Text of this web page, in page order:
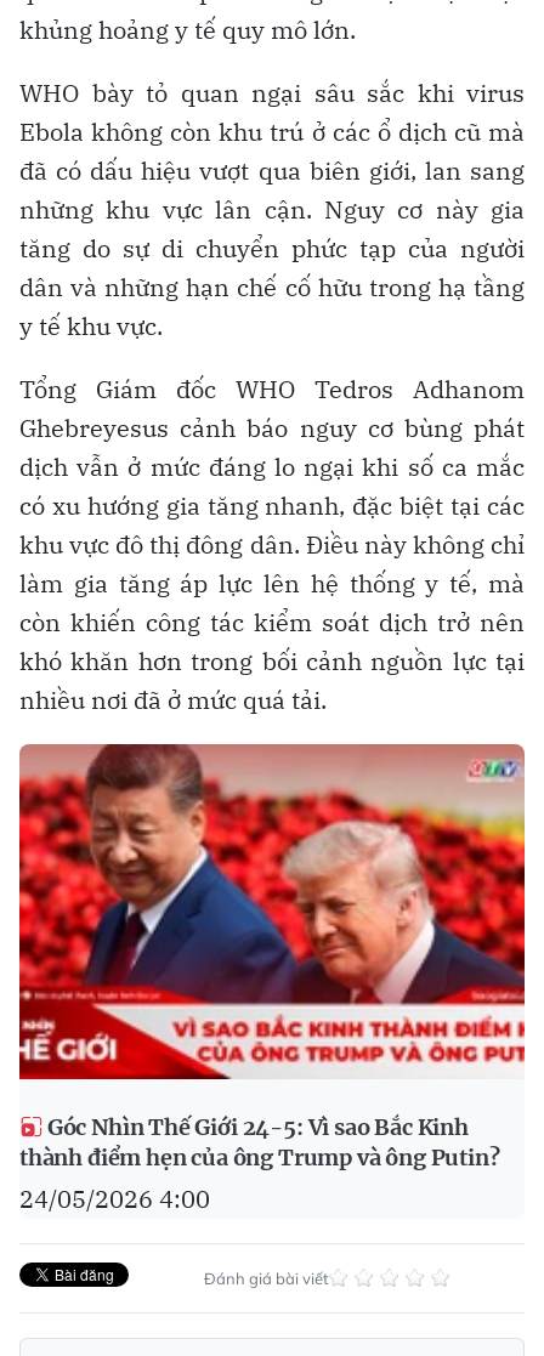
khủng hoảng y tế quy mô lớn.
WHO bày tỏ quan ngại sâu sắc khi virus
Ebola không còn khu trú ở các ổ dịch cũ mà
đã có dấu hiệu vượt qua biên giới, lan sang
những khu vực lân cận. Nguy cơ này gia
tăng do sự di chuyển phức tạp của người
dân và những hạn chế cố hữu trong hạ tầng
y tế khu vực.
Tổng Giám đốc WHO Tedros Adhanom
Ghebreyesus cảnh báo nguy cơ bùng phát
dịch vẫn ở mức đáng lo ngại khi số ca mắc
có xu hướng gia tăng nhanh, đặc biệt tại các
khu vực đô thị đông dân. Điều này không chỉ
làm gia tăng áp lực lên hệ thống y tế, mà
còn khiến công tác kiểm soát dịch trở nên
khó khăn hơn trong bối cảnh nguồn lực tại
nhiều nơi đã ở mức quá tải.
Góc Nhìn Thế Giới 24-5: Vì sao Bắc Kinh
thành điểm hẹn của ông Trump và ông Putin?
24/05/2026 4:00
Đánh giá bài viết